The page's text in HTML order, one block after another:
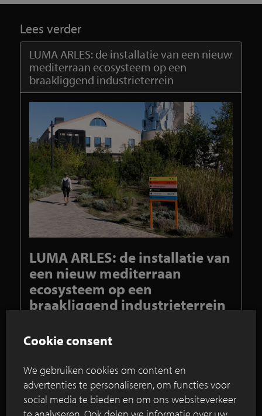
Lees verder
LUMA ARLES: de installatie van een nieuw
mediterraan ecosysteem op een
braakliggend industrieterrein
LUMA ARLES: de installatie van
een nieuw mediterraan
ecosysteem op een
braakliggend industrieterrein
klinkers in SeptimA kleuren van het
de natuur, de geschiedenis, de
architectuur en de cultuur
Luma Arles bevindt zich op een bijzondere, unieke
Cookie consent
We gebruiken cookies om content en
advertenties te personaliseren, om functies voor
social media te bieden en om ons websiteverkeer